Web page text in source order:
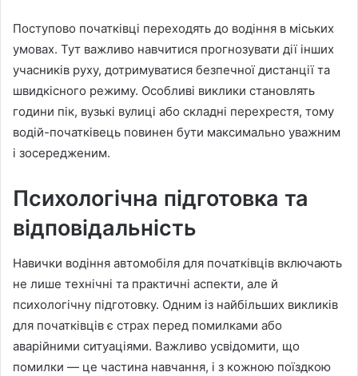
Поступово початківці переходять до водіння в міських
умовах. Тут важливо навчитися прогнозувати дії інших
учасників руху, дотримуватися безпечної дистанції та
швидкісного режиму. Особливі виклики становлять
години пік, вузькі вулиці або складні перехрестя, тому
водій-початківець повинен бути максимально уважним
і зосередженим.
Психологічна підготовка та
відповідальність
Навички водіння автомобіля для початківців включають
не лише технічні та практичні аспекти, але й
психологічну підготовку. Одним із найбільших викликів
для початківців є страх перед помилками або
аварійними ситуаціями. Важливо усвідомити, що
помилки — це частина навчання, і з кожною поїздкою